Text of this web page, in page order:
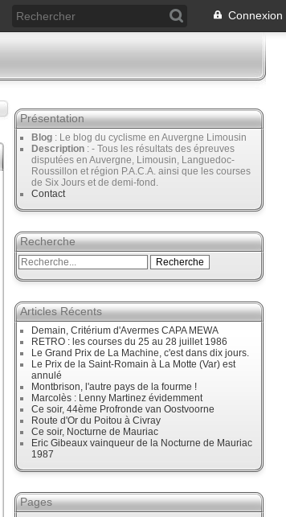
Connexion
Présentation
Blog : Le blog du cyclisme en Auvergne Limousin
Description : - Tous les résultats des épreuves
disputées en Auvergne, Limousin, Languedoc-
Roussillon et région P.A.C.A. ainsi que les courses
de Six Jours et de demi-fond.
Contact
Recherche
Articles Récents
Demain, Critérium d'Avermes CAPA MEWA
RETRO : les courses du 25 au 28 juillet 1986
Le Grand Prix de La Machine, c'est dans dix jours.
Le Prix de la Saint-Romain à La Motte (Var) est
annulé
Montbrison, l'autre pays de la fourme !
Marcolès : Lenny Martinez évidemment
Ce soir, 44ème Profronde van Oostvoorne
Route d'Or du Poitou à Civray
Ce soir, Nocturne de Mauriac
Eric Gibeaux vainqueur de la Nocturne de Mauriac
1987
Pages